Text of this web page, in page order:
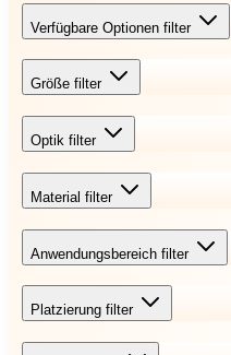
Verfügbare Optionen filter
Größe filter
Optik filter
Material filter
Anwendungsbereich filter
Platzierung filter